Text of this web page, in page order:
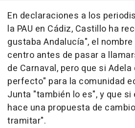
En declaraciones a los
la PAU en Cádiz, Castillo ha
gustaba Andalucía", el
centro antes de pasar a
de Carnaval, pero que si
perfecto" para la comunidad
Junta "también lo es", y que
hace una propuesta de
tramitar".